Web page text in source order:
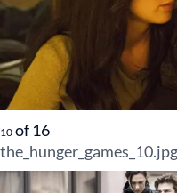
10 of 16
the_hunger_games_10.jpg